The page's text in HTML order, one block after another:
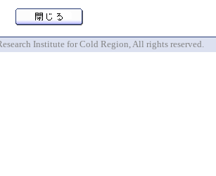
Institute for Cold Region, All rights reserved.